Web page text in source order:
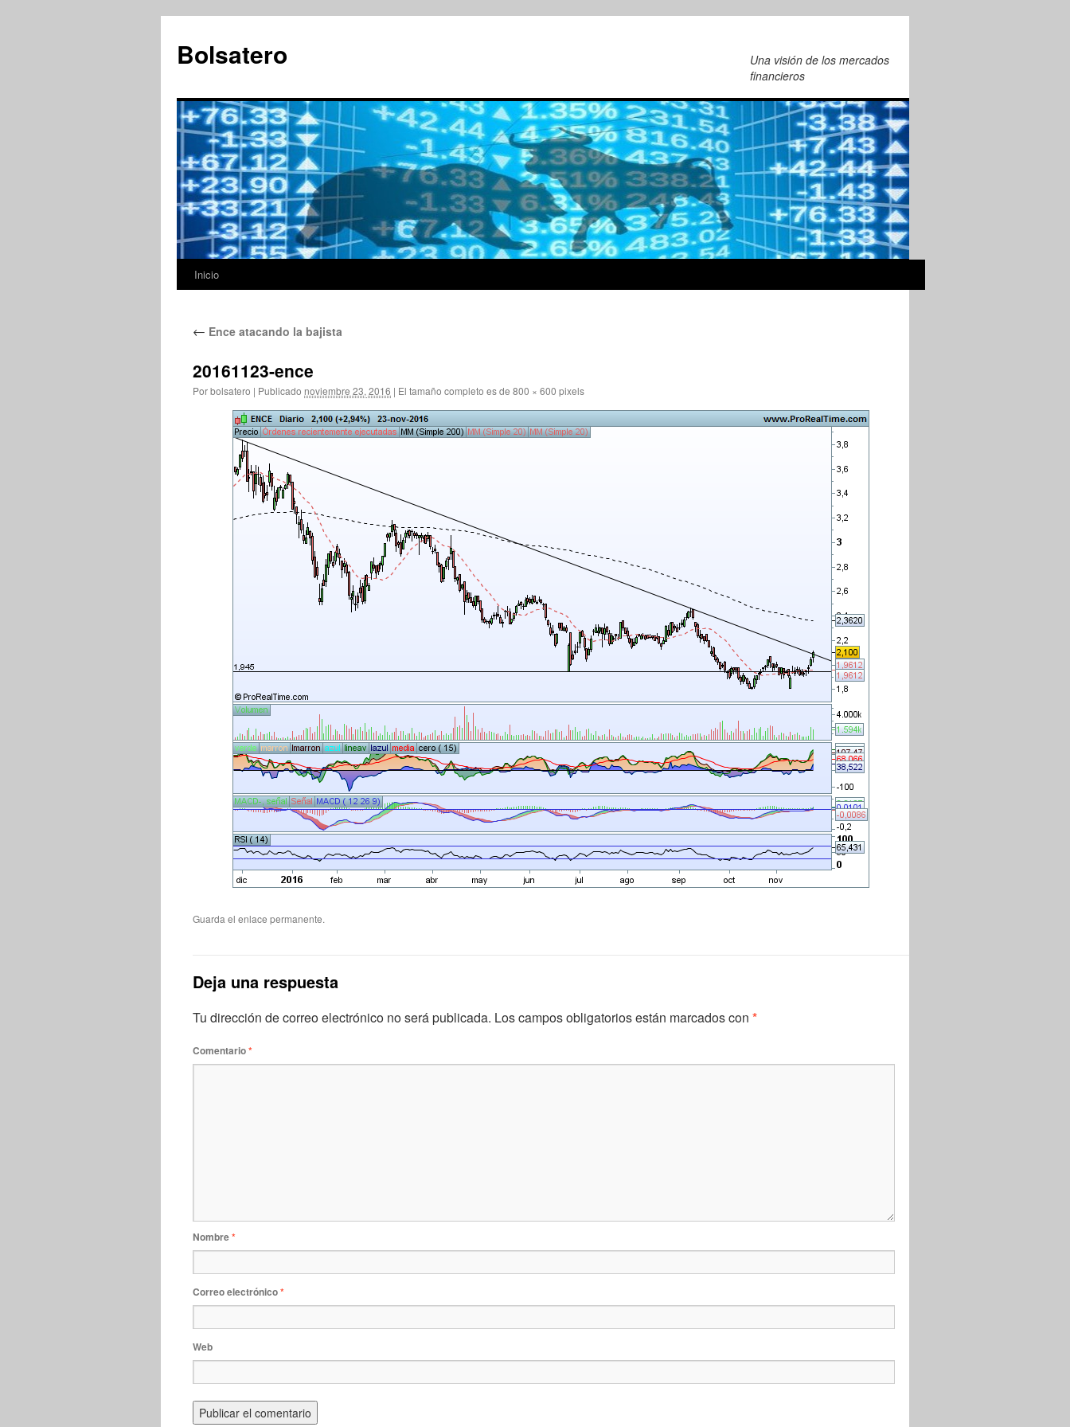
contenido
Bolsatero
Una visión de los mercados
financieros
Inicio
← Ence atacando la bajista
20161123-ence
Porbolsatero | Publicado noviembre 23, 2016 | El tamaño completo es de 800 × 600 pixels
Guarda el enlace permanente.
Deja una respuesta
Tu dirección de correo electrónico no será publicada. Los campos obligatorios están marcados con *
Comentario*
Nombre*
Correo electrónico*
Web